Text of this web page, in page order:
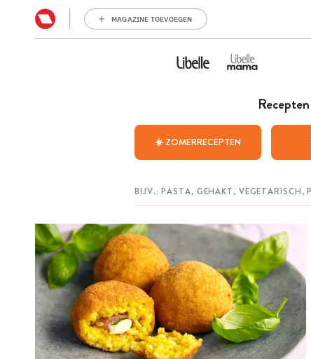
MAGAZINE TOEVOEGEN
Recepten
☀️ ZOMERRECEPTEN